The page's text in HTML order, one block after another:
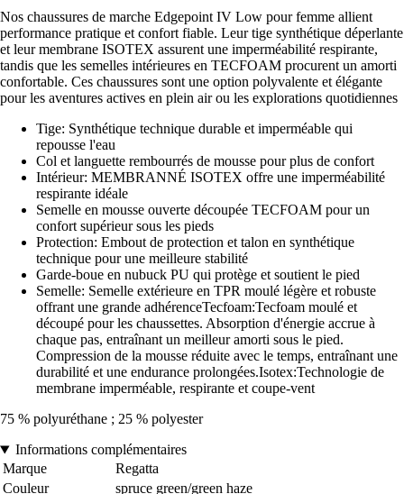
Nos chaussures de marche Edgepoint IV Low pour femme allient
performance pratique et confort fiable. Leur tige synthétique déperlante
et leur membrane ISOTEX assurent une imperméabilité respirante,
tandis que les semelles intérieures en TECFOAM procurent un amorti
confortable. Ces chaussures sont une option polyvalente et élégante
pour les aventures actives en plein air ou les explorations quotidiennes
Tige: Synthétique technique durable et imperméable qui
repousse l'eau
Col et languette rembourrés de mousse pour plus de confort
Intérieur: MEMBRANNÉ ISOTEX offre une imperméabilité
respirante idéale
Semelle en mousse ouverte découpée TECFOAM pour un
confort supérieur sous les pieds
Protection: Embout de protection et talon en synthétique
technique pour une meilleure stabilité
Garde-boue en nubuck PU qui protège et soutient le pied
Semelle: Semelle extérieure en TPR moulé légère et robuste
offrant une grande adhérenceTecfoam:Tecfoam moulé et
découpé pour les chaussettes. Absorption d'énergie accrue à
chaque pas, entraînant un meilleur amorti sous le pied.
Compression de la mousse réduite avec le temps, entraînant une
durabilité et une endurance prolongées.Isotex:Technologie de
membrane imperméable, respirante et coupe-vent
75 % polyuréthane ; 25 % polyester
Informations complémentaires
Marque
Regatta
Couleur
spruce green/green haze